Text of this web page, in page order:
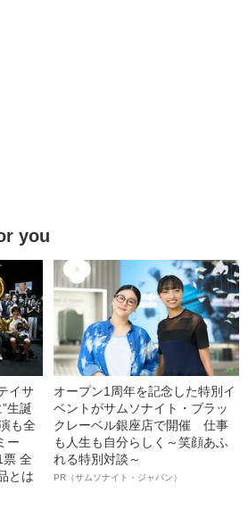
you
イサ
生誕
も全
ー
票 全
とは
オープン1周年を記念した特別イ
ベントがサムソナイト・ブラッ
クレーベル銀座店で開催 仕事
も人生も自分らしく～笑顔あふ
れる特別対談～
PR（サムソナイト・ジャパン）